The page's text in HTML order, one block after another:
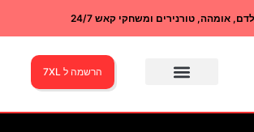
אומהה, טורנירים ומשחקי קאש 24/7
הרשמה ל 7XL